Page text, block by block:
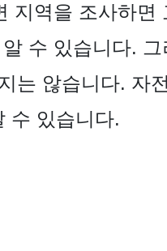
지역을 조사하면
수 있습니다.
는 않습니다. 자
수 있습니다.